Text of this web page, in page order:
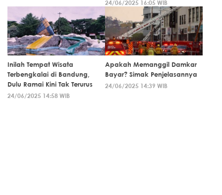
24/06/2025 16:05 WIB
Inilah Tempat Wisata
Terbengkalai di Bandung,
Dulu Ramai Kini Tak Terurus
24/06/2025 14:58 WIB
Apakah Memanggil Damkar
Bayar? Simak Penjelasannya
24/06/2025 14:39 WIB